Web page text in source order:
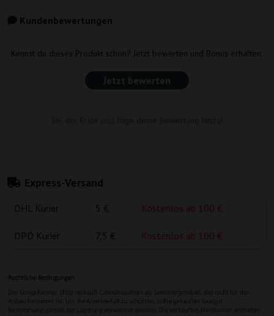
Kundenbewertungen
Kennst du dieses Produkt schon? Jetzt bewerten und Bonus erhalten.
Jetzt bewerten
Express-Versand
DHL Kurier 5 € Kostenlos ab 100 €
DPD Kurier 7,5 € Kostenlos ab 100 €